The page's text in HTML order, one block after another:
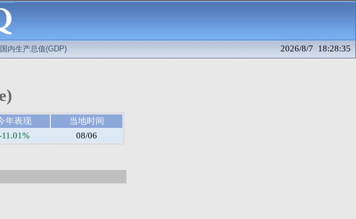
国内生产总值(GDP) 2026/8/7 18:28:35
年表现
当地时间
11.01% 08/06